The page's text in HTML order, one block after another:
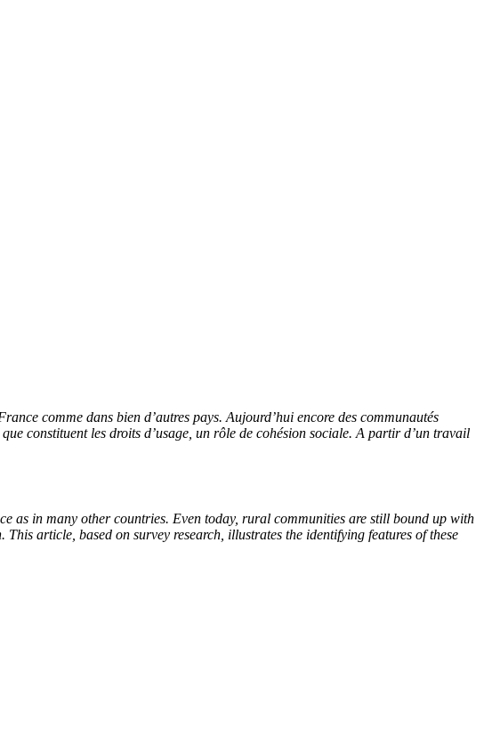
comme dans bien d’autres pays. Aujourd’hui encore des communautés
constituent les droits d’usage, un rôle de cohésion sociale. A partir d’un travail
as in many other countries. Even today, rural communities are still bound up with
article, based on survey research, illustrates the identifying features of these